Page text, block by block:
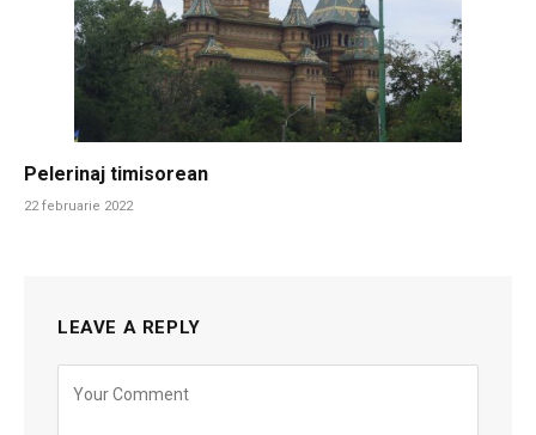
Pelerinaj timisorean
22 februarie 2022
LEAVE A REPLY